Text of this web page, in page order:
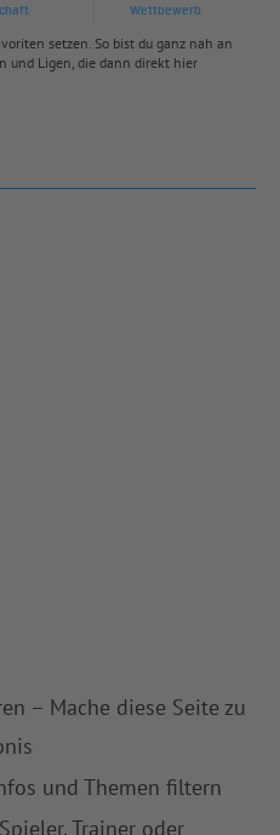
Wettbewerb
setzen. So bist du ganz nah an
und Ligen, die dann direkt hier
– Mache diese Seite zu
und Themen filtern
Trainer oder